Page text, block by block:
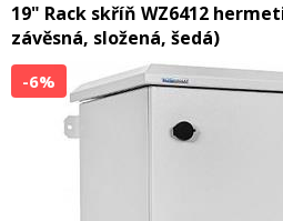
19" Rack skříň WZ6412
závěsná, složená, šedá)
-6%